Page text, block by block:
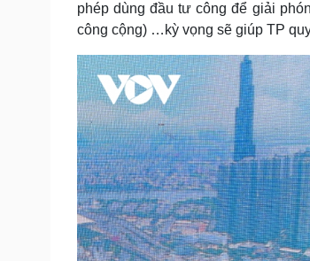
phép dùng đầu tư công để giải
công cộng) …kỳ vọng sẽ giúp TP